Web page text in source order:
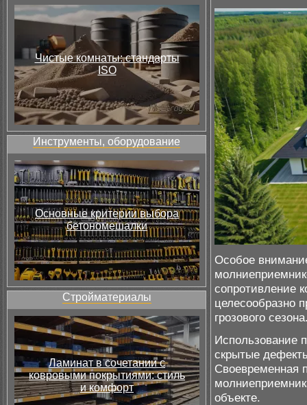
Чистые комнаты: стандарты
ISO
Инструменты, оборудование
Основные критерии выбора
бетономешалки
Стройматериалы
Ламинат в сочетании с
ковровыми покрытиями: стиль
и комфорт
Особое
сопротивление
целесообразно
грозового
Использование
скрытые
Своевременная
объекте.